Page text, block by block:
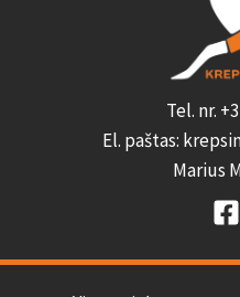
Tel. nr.
El. paštas:
Marius